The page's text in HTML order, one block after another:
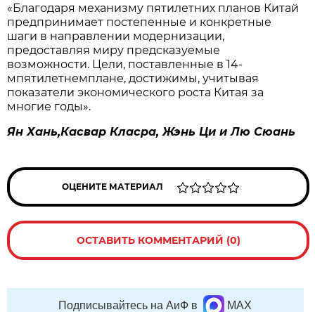
«Благодаря механизму пятилетних планов Китай
предпринимает постепенные и конкретные
шаги в направлении модернизации,
предоставляя миру предсказуемые
возможности. Цели, поставленные в 14-
мпятилетнемплане, достижимы, учитывая
показатели экономического роста Китая за
многие годы».
Ян Хань,Касвар Класра, Жэнь Ци и Лю Сюань
ОЦЕНИТЕ МАТЕРИАЛ
ОСТАВИТЬ КОММЕНТАРИЙ (0)
Подписывайтесь на АиФ в MAX